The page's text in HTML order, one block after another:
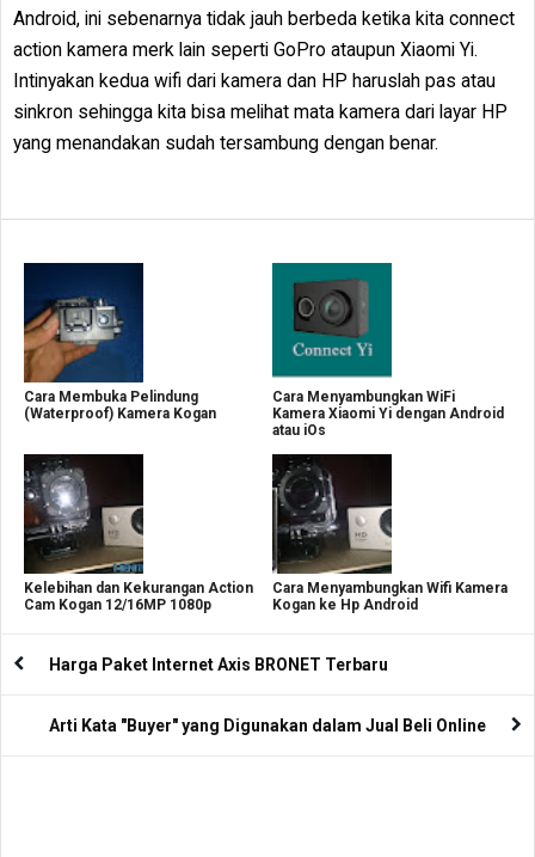
Android, ini sebenarnya tidak jauh berbeda ketika kita connect
action kamera merk lain seperti GoPro ataupun Xiaomi Yi.
Intinyakan kedua wifi dari kamera dan HP haruslah pas atau
sinkron sehingga kita bisa melihat mata kamera dari layar HP
yang menandakan sudah tersambung dengan benar.
Cara Membuka Pelindung
(Waterproof) Kamera Kogan
Cara Menyambungkan WiFi
Kamera Xiaomi Yi dengan Android
atau iOs
Kelebihan dan Kekurangan Action
Cam Kogan 12/16MP 1080p
Cara Menyambungkan Wifi Kamera
Kogan ke Hp Android
Harga Paket Internet Axis BRONET Terbaru
Arti Kata "Buyer" yang Digunakan dalam Jual Beli Online